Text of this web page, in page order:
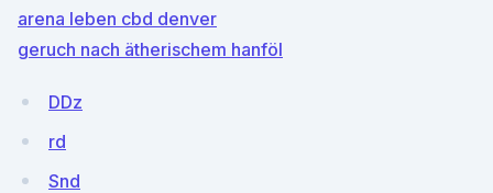
arena leben cbd denver
geruch nach ätherischem hanföl
DDz
rd
Snd